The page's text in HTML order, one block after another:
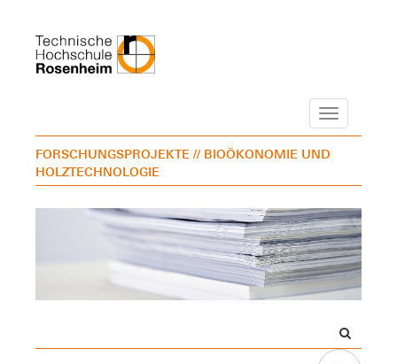
Navigation
FORSCHUNGSPROJEKTE // BIOÖKONOMIE UND
HOLZTECHNOLOGIE